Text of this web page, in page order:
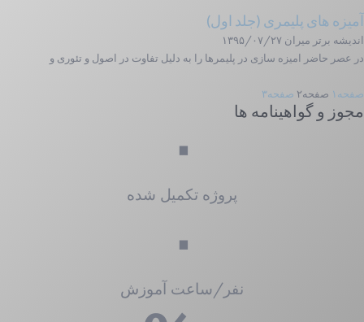
آمیزه های پلیمری (جلد اول)
اندیشه برتر میران ۱۳۹۵/۰۷/۲۷
در عصر حاضر امیزه سازی در پلیمرها را به دلیل تفاوت در اصول و تئوری و
صفحه ۱ صفحه۲ صفحه۳
مجوز و گواهینامه ها
۰
پروژه تکمیل شده
۰
نفر/ساعت آموزش